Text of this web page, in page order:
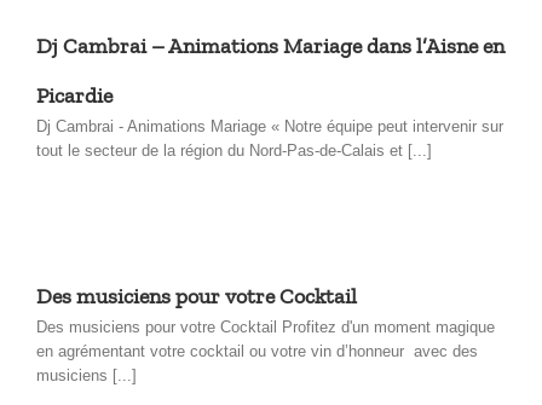
Dj Cambrai – Animations Mariage dans l’Aisne en
Picardie
Dj Cambrai - Animations Mariage « Notre équipe peut intervenir sur
tout le secteur de la région du Nord-Pas-de-Calais et [...]
Des musiciens pour votre Cocktail
Des musiciens pour votre Cocktail Profitez d'un moment magique
en agrémentant votre cocktail ou votre vin d’honneur avec des
musiciens [...]